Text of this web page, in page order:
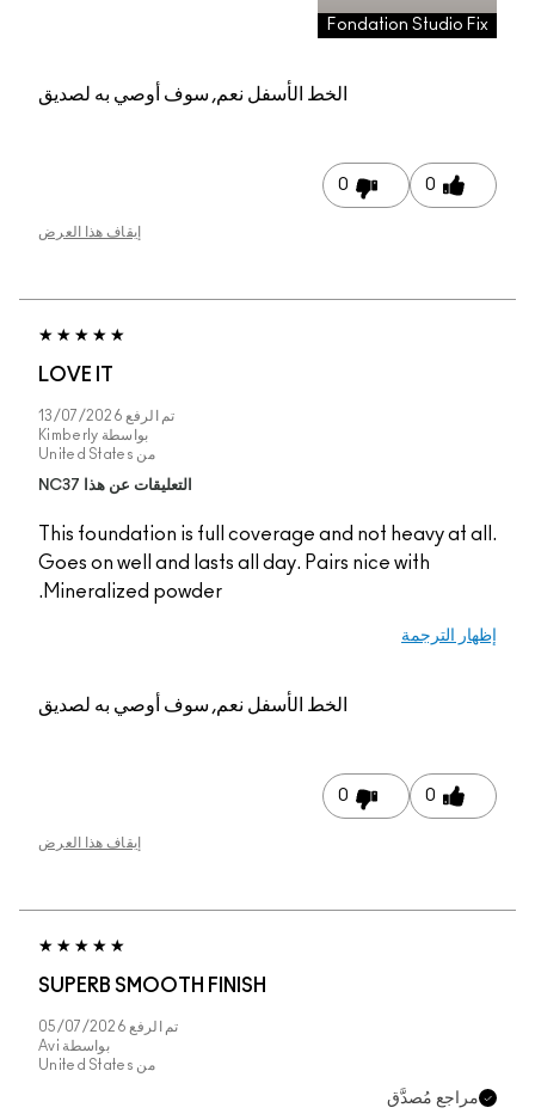
Fondation Studio Fix
الخط الأسفلنعم, سوف أوصي به لصديق
0
0
إيقاف هذا العرض
LOVE IT
تم الرفع 13/07/2026
بواسطة Kimberly
من United States
التعليقات عن هذا NC37
This foundation is full coverage and not heavy at all.
Goes on well and lasts all day. Pairs nice with
Mineralized powder.
إظهار الترجمة
الخط الأسفلنعم, سوف أوصي به لصديق
0
0
إيقاف هذا العرض
SUPERB SMOOTH FINISH
تم الرفع 05/07/2026
بواسطة Avi
من United States
مراجع مُصدَّق